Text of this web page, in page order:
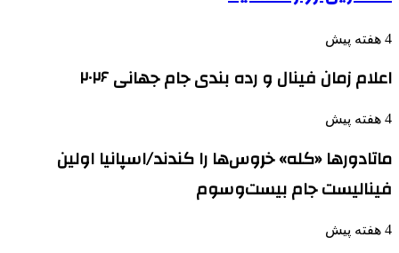
4 هفته پیش
اعلام زمان فینال و رده بندی جام جهانی ۲۰۲۶
4 هفته پیش
ماتادورها «کله» خروس‌ها را کندند/اسپانیا اولین
فینالیست جام بیست‌وسوم
4 هفته پیش